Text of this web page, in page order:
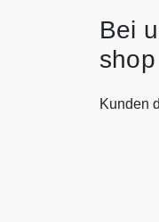
Bei
shop
Kunden